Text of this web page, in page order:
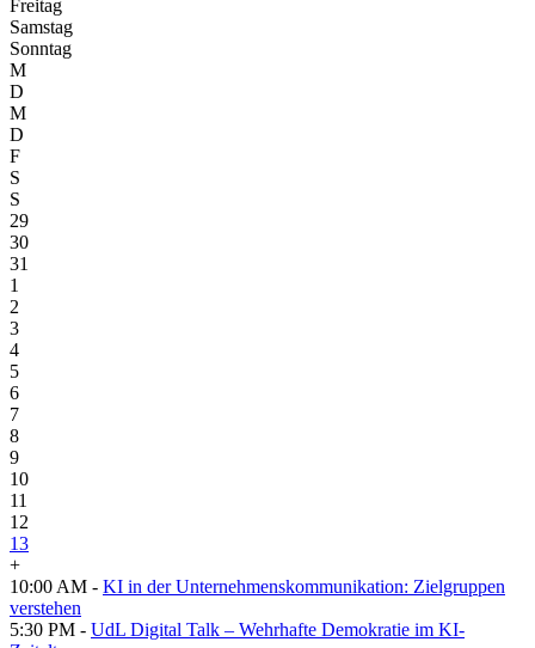
Freitag
Samstag
Sonntag
M
D
M
D
F
S
S
29
30
31
1
2
3
4
5
6
7
8
9
10
11
12
13
+
10:00 AM - KI in der Unternehmenskommunikation: Zielgruppen
verstehen
5:30 PM - UdL Digital Talk – Wehrhafte Demokratie im KI-